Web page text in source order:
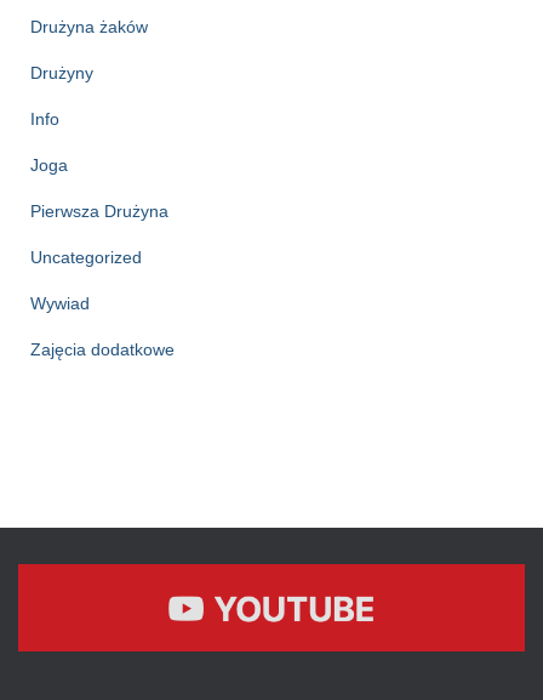
Drużyna żaków
Drużyny
Info
Joga
Pierwsza Drużyna
Uncategorized
Wywiad
Zajęcia dodatkowe